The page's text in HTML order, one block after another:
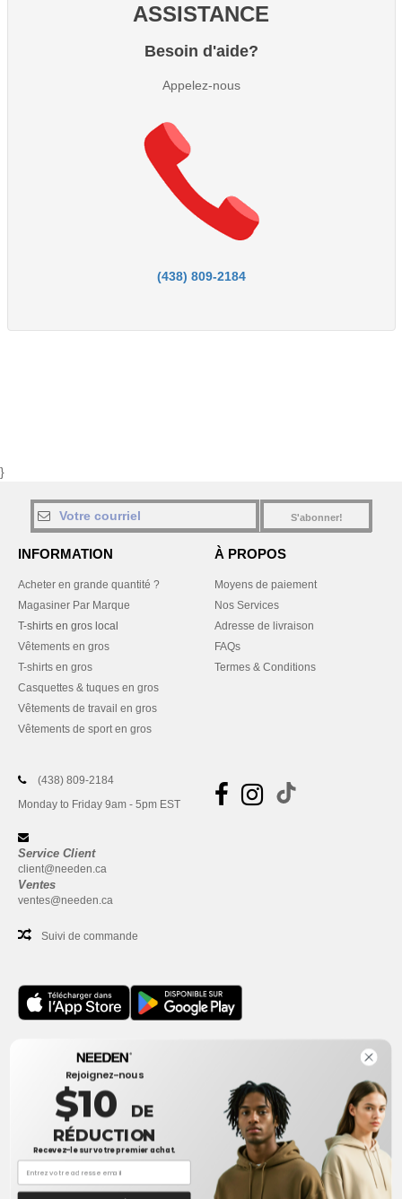
ASSISTANCE
Besoin d'aide?
Appelez-nous
(438) 809-2184
}
S'abonner!
INFORMATION
Acheter en grande quantité ?
Magasiner Par Marque
T-shirts en gros local
Vêtements en gros
T-shirts en gros
Casquettes & tuques en gros
Vêtements de travail en gros
Vêtements de sport en gros
À PROPOS
Moyens de paiement
Nos Services
Adresse de livraison
FAQs
Termes & Conditions
(438) 809-2184
Monday to Friday 9am - 5pm EST
Service Client
client@needen.ca
Ventes
ventes@needen.ca
Suivi de commande
Bureau
One Dundas Street West Suite 2500
Toronto, Ontario, M5G 1Z3
Ceci n'est PAS l'adresse de retour. Pour les retours, voir ici
Bureau
1300 rue Sherbrooke Ouest #400
Rejoignez-nous
$10 DE
RÉDUCTION
Recevez-le sur votre premier achat.